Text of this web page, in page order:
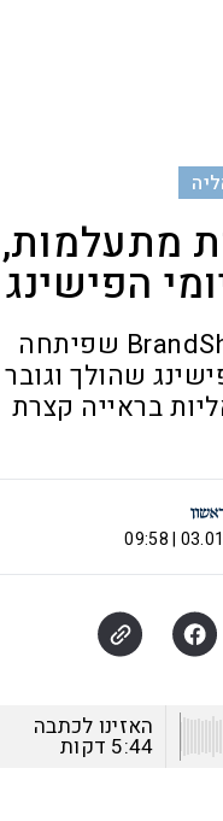
מתעלמות,
הפישינג
יואב קרן מנכ"ל חברת BrandShield שפיתחה
שהולך וגובר
בראייה קצרת
האזינו לכתבה
5:44 דקות